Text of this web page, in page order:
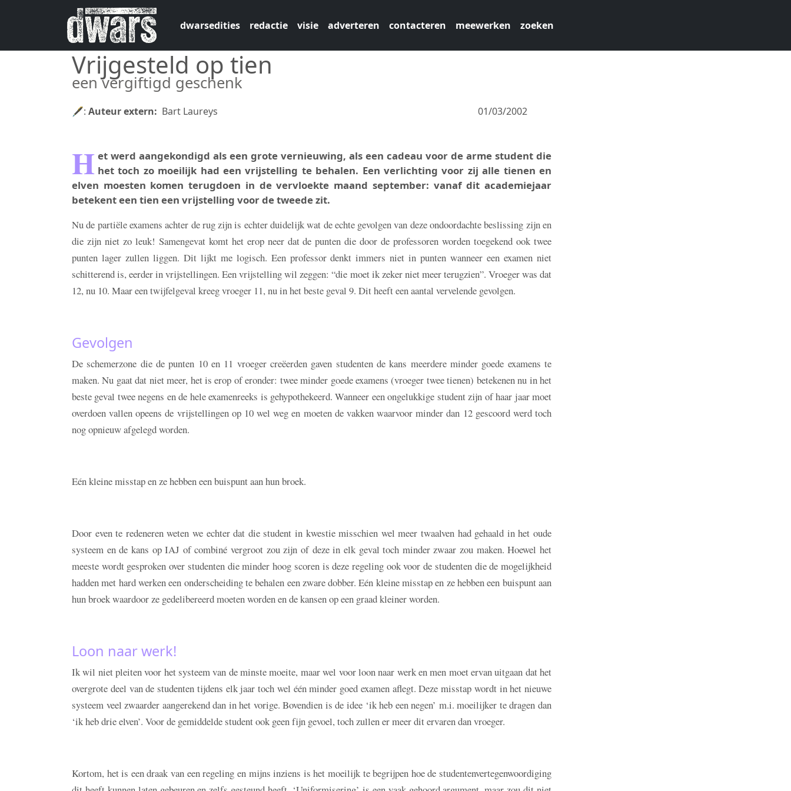
Overslaan en naar de inhoud gaan
dwarsedities
redactie visie adverteren contacteren meewerken zoeken
Vrijgesteld op tien
een vergiftigd geschenk
01/03/2002
🖋: Auteur extern Bart Laureys
H et werd aangekondigd als een grote vernieuwing, als een cadeau voor de arme student die
het toch zo moeilijk had een vrijstelling te behalen. Een verlichting voor zij alle tienen en
elven moesten komen terugdoen in de vervloekte maand september: vanaf dit academiejaar
betekent een tien een vrijstelling voor de tweede zit.
Nu de partiële examens achter de rug zijn is echter duidelijk wat de echte gevolgen van deze ondoordachte beslissing zijn en
die zijn niet zo leuk! Samengevat komt het erop neer dat de punten die door de professoren worden toegekend ook twee
punten lager zullen liggen. Dit lijkt me logisch. Een professor denkt immers niet in punten wanneer een examen niet
schitterend is, eerder in vrijstellingen. Een vrijstelling wil zeggen: “die moet ik zeker niet meer terugzien”. Vroeger was dat
12, nu 10. Maar een twijfelgeval kreeg vroeger 11, nu in het beste geval 9. Dit heeft een aantal vervelende gevolgen.
Gevolgen
De schemerzone die de punten 10 en 11 vroeger creëerden gaven studenten de kans meerdere minder goede examens te
maken. Nu gaat dat niet meer, het is erop of eronder: twee minder goede examens (vroeger twee tienen) betekenen nu in het
beste geval twee negens en de hele examenreeks is gehypothekeerd. Wanneer een ongelukkige student zijn of haar jaar moet
overdoen vallen opeens de vrijstellingen op 10 wel weg en moeten de vakken waarvoor minder dan 12 gescoord werd toch
nog opnieuw afgelegd worden.
Eén kleine misstap en ze hebben een buispunt aan hun broek.
Door even te redeneren weten we echter dat die student in kwestie misschien wel meer twaalven had gehaald in het oude
systeem en de kans op IAJ of combiné vergroot zou zijn of deze in elk geval toch minder zwaar zou maken. Hoewel het
meeste wordt gesproken over studenten die minder hoog scoren is deze regeling ook voor de studenten die de mogelijkheid
hadden met hard werken een onderscheiding te behalen een zware dobber. Eén kleine misstap en ze hebben een buispunt aan
hun broek waardoor ze gedelibereerd moeten worden en de kansen op een graad kleiner worden.
Loon naar werk!
Ik wil niet pleiten voor het systeem van de minste moeite, maar wel voor loon naar werk en men moet ervan uitgaan dat het
overgrote deel van de studenten tijdens elk jaar toch wel één minder goed examen aflegt. Deze misstap wordt in het nieuwe
systeem veel zwaarder aangerekend dan in het vorige. Bovendien is de idee ‘ik heb een negen’ m.i. moeilijker te dragen dan
‘ik heb drie elven’. Voor de gemiddelde student ook geen fijn gevoel, toch zullen er meer dit ervaren dan vroeger.
Kortom, het is een draak van een regeling en mijns inziens is het moeilijk te begrijpen hoe de studentenvertegenwoordiging